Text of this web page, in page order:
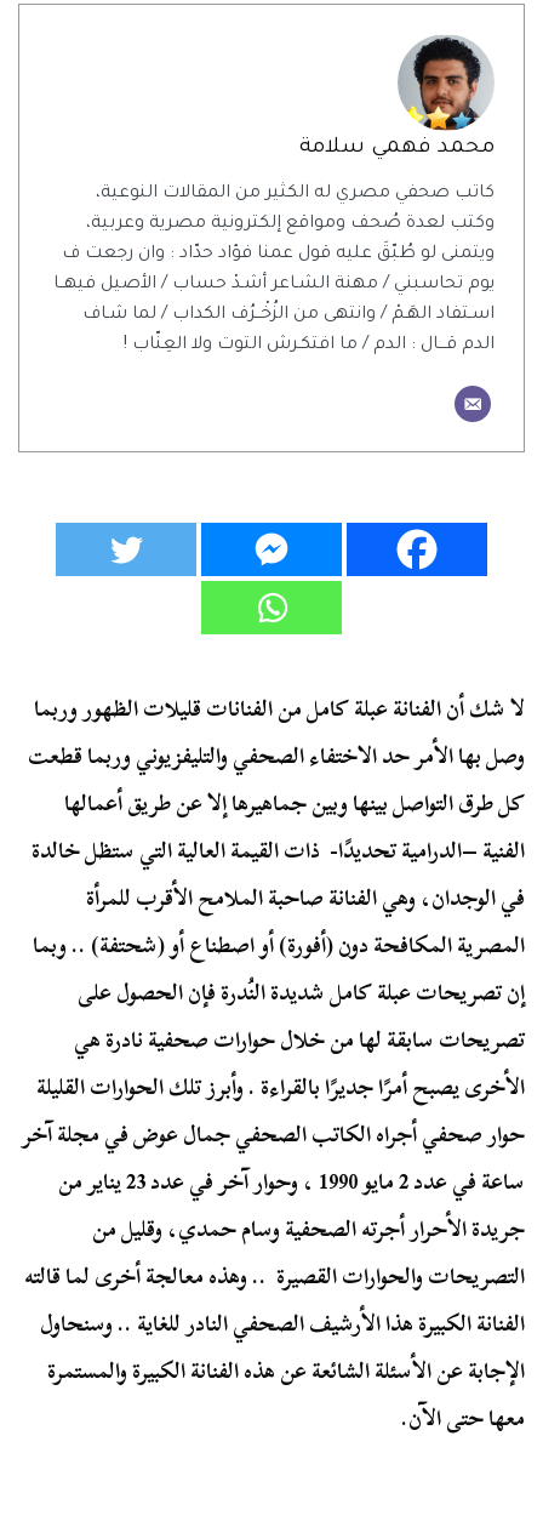
محمد فهمي سلامة
كاتب صحفي مصري له الكثير من المقالات النوعية،
وكتب لعدة صُحف ومواقع إلكترونية مصرية وعربية،
ويتمنى لو طُبّقَ عليه قول عمنا فؤاد حدّاد : وان رجعت ف
يوم تحاسبني / مهنة الشـاعر أشـدْ حساب / الأصيل فيهــا
اسـتفاد الهَـمْ / وانتهى من الزُخْــرُف الكداب / لما شـاف
الدم قـــال : الدم / ما افتكـرش التوت ولا العِنّاب !
لا شك أن الفنانة عبلة كامل من الفنانات قليلات الظهور وربما
وصل بها الأمر حد الاختفاء الصحفي والتليفزيوني وربما قطعت
كل طرق التواصل بينها وبين جماهيرها إلا عن طريق أعمالها
الفنية –الدرامية تحديدًا- ذات القيمة العالية التي ستظل خالدة
في الوجدان، وهي الفنانة صاحبة الملامح الأقرب للمرأة
المصرية المكافحة دون (أفورة) أو اصطناع أو (شحتفة) .. وبما
إن تصريحات عبلة كامل شديدة النُدرة فإن الحصول على
تصريحات سابقة لها من خلال حوارات صحفية نادرة هي
الأخرى يصبح أمرًا جديرًا بالقراءة . وأبرز تلك الحوارات القليلة
حوار صحفي أجراه الكاتب الصحفي جمال عوض في مجلة آخر
ساعة في عدد 2 مايو 1990 ، وحوار آخر في عدد 23 يناير من
جريدة الأحرار أجرته الصحفية وسام حمدي، وقليل من
التصريحات والحوارات القصيرة .. وهذه معالجة أخرى لما قالته
الفنانة الكبيرة هذا الأرشيف الصحفي النادر للغاية .. وسنحاول
الإجابة عن الأسئلة الشائعة عن هذه الفنانة الكبيرة والمستمرة
معها حتى الآن.